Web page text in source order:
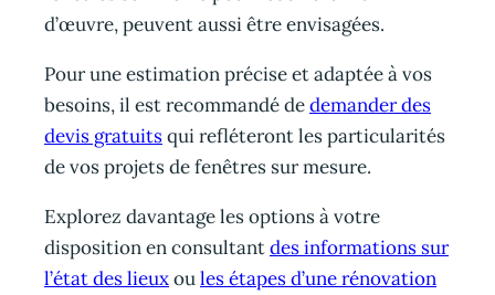
d’œuvre, peuvent aussi être envisagées.
Pour une estimation précise et adaptée à vos
besoins, il est recommandé dedemander des
devis gratuitsqui refléteront les particularités
de vos projets de fenêtres sur mesure.
Explorez davantage les options à votre
disposition en consultantdes informations sur
l’état des lieuxoules étapes d’une rénovation